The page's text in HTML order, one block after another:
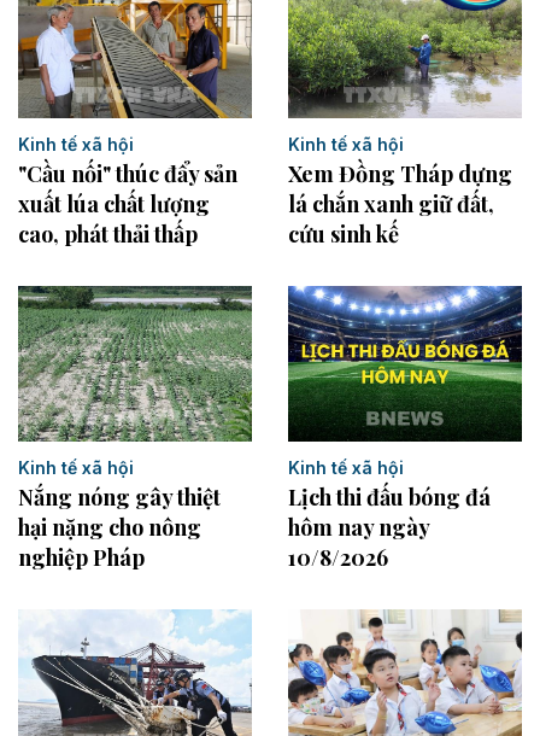
Kinh tế xã hội
"Cầu nối" thúc đẩy sản
xuất lúa chất lượng
cao, phát thải thấp
Kinh tế xã hội
Xem Đồng Tháp dựng
lá chắn xanh giữ đất,
cứu sinh kế
Kinh tế xã hội
Nắng nóng gây thiệt
hại nặng cho nông
nghiệp Pháp
Kinh tế xã hội
Lịch thi đấu bóng đá
hôm nay ngày
10/8/2026